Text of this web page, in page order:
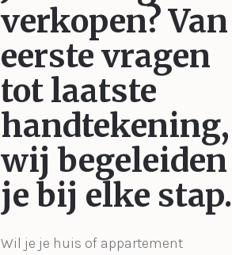
verkopen?Van
eerste vragen
tot laatste
handtekening,
wij begeleiden
je bij elke stap.
Wil je je huis of appartement